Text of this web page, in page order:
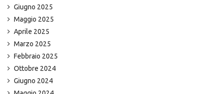
Giugno 2025
Maggio 2025
Aprile 2025
Marzo 2025
Febbraio 2025
Ottobre 2024
Giugno 2024